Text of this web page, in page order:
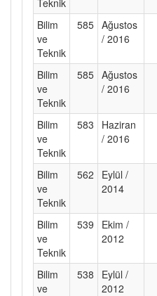
Bilim
ve
Teknik
585 Ağustos
/ 2016
Bilim
ve
Teknik
585 Ağustos
/ 2016
Bilim
ve
Teknik
583
Haziran
/ 2016
Bilim
ve
Teknik
562
Eylül /
2014
Bilim
ve
Teknik
539
Ekim /
2012
Bilim
ve
538
Eylül /
2012